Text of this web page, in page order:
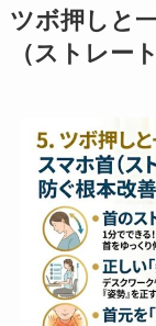
ツボ押しと
（ストレー